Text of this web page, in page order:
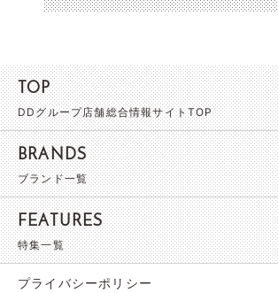
TOP
DDグループ店舗総合情報サイトTOP
BRANDS
ブランド一覧
FEATURES
特集一覧
プライバシーポリシー